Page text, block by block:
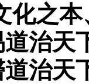
化之
治天
治天